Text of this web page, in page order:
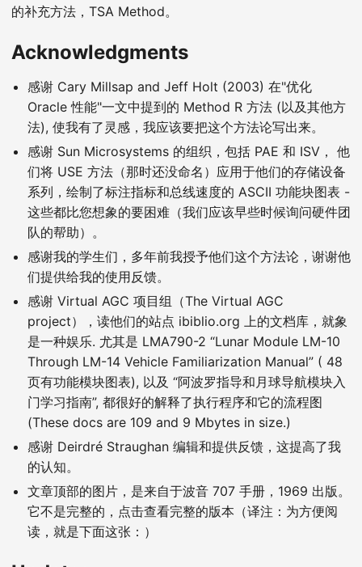
的补充方法，TSA Method。
Acknowledgments
感谢 Cary Millsap and Jeff Holt (2003) 在"优化
Oracle 性能"一文中提到的 Method R 方法 (以及其他方
法), 使我有了灵感，我应该要把这个方法论写出来。
感谢 Sun Microsystems 的组织，包括 PAE 和 ISV， 他
们将 USE 方法（那时还没命名）应用于他们的存储设备
系列，绘制了标注指标和总线速度的 ASCII 功能块图表 -
这些都比您想象的要困难（我们应该早些时候询问硬件团
队的帮助）。
感谢我的学生们，多年前我授予他们这个方法论，谢谢他
们提供给我的使用反馈。
感谢 Virtual AGC 项目组（The Virtual AGC
project），读他们的站点 ibiblio.org 上的文档库，就象
是一种娱乐. 尤其是 LMA790-2 “Lunar Module LM-10
Through LM-14 Vehicle Familiarization Manual” ( 48
页有功能模块图表), 以及 “阿波罗指导和月球导航模块入
门学习指南”, 都很好的解释了执行程序和它的流程图
(These docs are 109 and 9 Mbytes in size.)
感谢 Deirdré Straughan 编辑和提供反馈，这提高了我
的认知。
文章顶部的图片，是来自于波音 707 手册，1969 出版。
它不是完整的，点击查看完整的版本（译注：为方便阅
读，就是下面这张：）